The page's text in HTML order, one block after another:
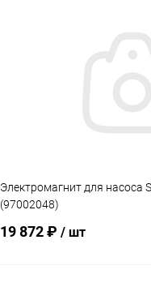
Электромагнит для насоса
(97002048)
19 872 ₽ / шт